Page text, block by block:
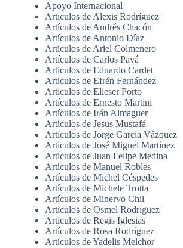
Apoyo Internacional
Artículos de Alexis Rodríguez
Artículos de Andrés Chacón
Artículos de Antonio Díaz
Artículos de Ariel Colmenero
Artículos de Carlos Payá
Articulos de Eduardo Cardet
Articulos de Efrén Fernández
Artículos de Elieser Porto
Artículos de Ernesto Martini
Artículos de Irán Almaguer
Artículos de Jesus Mustafá
Artículos de Jorge García Vázquez
Articulos de José Miguel Martínez
Articulos de Juan Felipe Medina
Artículos de Manuel Robles
Artículos de Michel Céspedes
Artículos de Michele Trotta
Artículos de Minervo Chil
Articulos de Osmel Rodriguez
Articulos de Regis Iglesias
Artículos de Rosa Rodríguez
Artículos de Yadelis Melchor